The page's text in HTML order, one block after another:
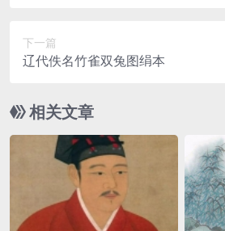
下一篇
辽代佚名竹雀双兔图绢本
相关文章